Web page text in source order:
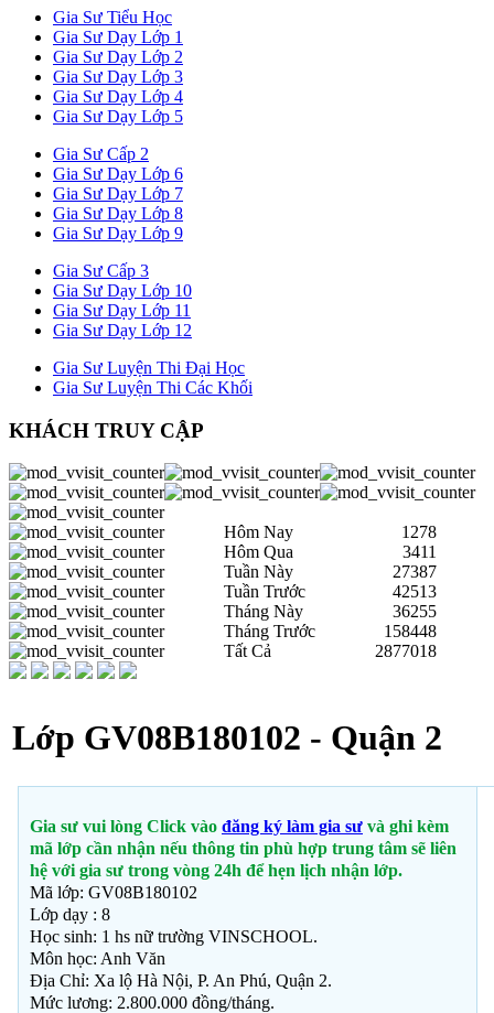
Gia Sư Tiểu Học
Gia Sư Dạy Lớp 1
Gia Sư Dạy Lớp 2
Gia Sư Dạy Lớp 3
Gia Sư Dạy Lớp 4
Gia Sư Dạy Lớp 5
Gia Sư Cấp 2
Gia Sư Dạy Lớp 6
Gia Sư Dạy Lớp 7
Gia Sư Dạy Lớp 8
Gia Sư Dạy Lớp 9
Gia Sư Cấp 3
Gia Sư Dạy Lớp 10
Gia Sư Dạy Lớp 11
Gia Sư Dạy Lớp 12
Gia Sư Luyện Thi Đại Học
Gia Sư Luyện Thi Các Khối
KHÁCH TRUY CẬP
Hôm Nay
1278
Hôm Qua
3411
Tuần Này
27387
Tuần Trước
42513
Tháng Này
36255
Tháng Trước
158448
Tất Cả
2877018
Lớp GV08B180102 - Quận 2
Gia sư vui lòng Click vào đăng ký làm gia sư và ghi kèm
mã lớp cần nhận nếu thông tin phù hợp trung tâm sẽ liên
hệ với gia sư trong vòng 24h để hẹn lịch nhận lớp.
Mã lớp: GV08B180102
Lớp dạy : 8
Học sinh: 1 hs nữ trường VINSCHOOL.
Môn học: Anh Văn
Địa Chỉ: Xa lộ Hà Nội, P. An Phú, Quận 2.
Mức lương: 2.800.000 đồng/tháng.